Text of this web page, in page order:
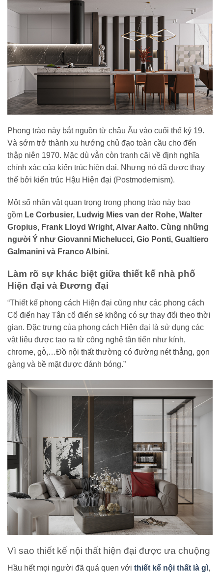
Phong trào này bắt nguồn từ châu Âu vào cuối thế kỷ 19.
Và sớm trở thành xu hướng chủ đạo toàn cầu cho đến
thập niên 1970. Mặc dù vẫn còn tranh cãi về định nghĩa
chính xác của kiến trúc hiện đại. Nhưng nó đã được thay
thế bởi kiến trúc Hậu Hiện đại (Postmodernism).
Một số nhân vật quan trọng trong phong trào này bao
gồm Le Corbusier, Ludwig Mies van der Rohe, Walter
Gropius, Frank Lloyd Wright, Alvar Aalto. Cùng những
người Ý như Giovanni Michelucci, Gio Ponti, Gualtiero
Galmanini và Franco Albini.
Làm rõ sự khác biệt giữa thiết kế nhà phố
Hiện đại và Đương đại
“Thiết kế phong cách Hiện đại cũng như các phong cách
Cổ điển hay Tân cổ điển sẽ không có sự thay đổi theo thời
gian. Đặc trưng của phong cách Hiện đại là sử dụng các
vật liệu được tạo ra từ công nghệ tân tiến như kính,
chrome, gỗ,…Đồ nội thất thường có đường nét thẳng, gọn
gàng và bề mặt được đánh bóng.”
Vì sao thiết kế nội thất hiện đại được ưa chuộng
Hầu hết mọi người đã quá quen với thiết kế nội thất là gì,